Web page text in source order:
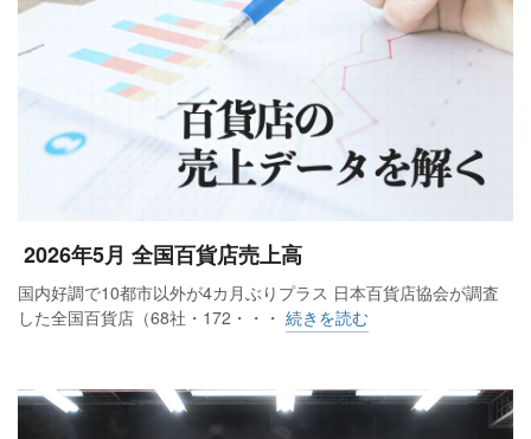
2026年5月 全国百貨店売上高
国内好調で10都市以外が4カ月ぶりプラス 日本百貨店協会が調査
した全国百貨店（68社・172・・・ 続きを読む